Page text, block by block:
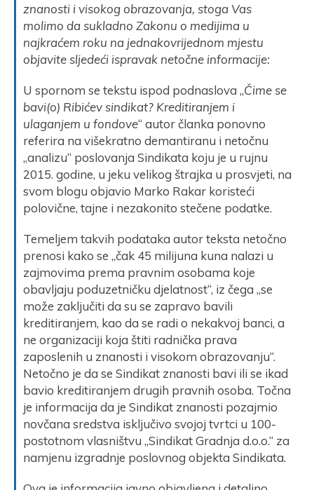
znanosti i visokog obrazovanja, stoga Vas
molimo da sukladno Zakonu o medijima u
najkraćem roku na jednakovrijednom mjestu
objavite sljedeći ispravak netočne informacije:
U spornom se tekstu ispod podnaslova „Čime se
bavi(o) Ribićev sindikat? Kreditiranjem i
ulaganjem u fondove“ autor članka ponovno
referira na višekratno demantiranu i netočnu
„analizu“ poslovanja Sindikata koju je u rujnu
2015. godine, u jeku velikog štrajka u prosvjeti, na
svom blogu objavio Marko Rakar koristeći
polovične, tajne i nezakonito stečene podatke.
Temeljem takvih podataka autor teksta netočno
prenosi kako se „čak 45 milijuna kuna nalazi u
zajmovima prema pravnim osobama koje
obavljaju poduzetničku djelatnost“, iz čega „se
može zaključiti da su se zapravo bavili
kreditiranjem, kao da se radi o nekakvoj banci, a
ne organizaciji koja štiti radnička prava
zaposlenih u znanosti i visokom obrazovanju“.
Netočno je da se Sindikat znanosti bavi ili se ikad
bavio kreditiranjem drugih pravnih osoba. Točna
je informacija da je Sindikat znanosti pozajmio
novčana sredstva isključivo svojoj tvrtci u 100-
postotnom vlasništvu „Sindikat Gradnja d.o.o.“ za
namjenu izgradnje poslovnog objekta Sindikata.